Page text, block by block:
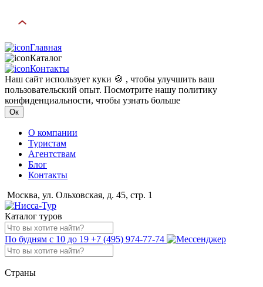
Главная
Каталог
Контакты
Наш сайт использует куки 🍪 , чтобы улучшить ваш
пользовательский опыт. Посмотрите нашу политику
конфиденциальности, чтобы узнать больше
Ок
О компании
Туристам
Агентствам
Блог
Контакты
Москва, ул. Ольховская, д. 45, стр. 1
Каталог туров
По будням с 10 до 19 +7 (495) 974-77-74
Страны